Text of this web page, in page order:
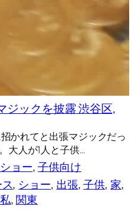
ジックを披露 渋谷区,
かれてと出張マジックだっ
大人が1人と子供…
ョー, 子供向け
, ショー, 出張, 子供, 家
私, 関東